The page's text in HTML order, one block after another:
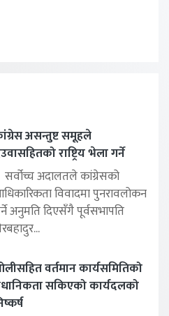
असन्तुष्ट समूहले
राष्ट्रिय भेला गर्ने
सर्वोच्च अदालतले कांग्रेसको
विवादमा पुनरावलोकन
अनुमति दिएसँगै पूर्वसभापति
वर्तमान कार्यसमितिको
सकिएको कार्यदलको